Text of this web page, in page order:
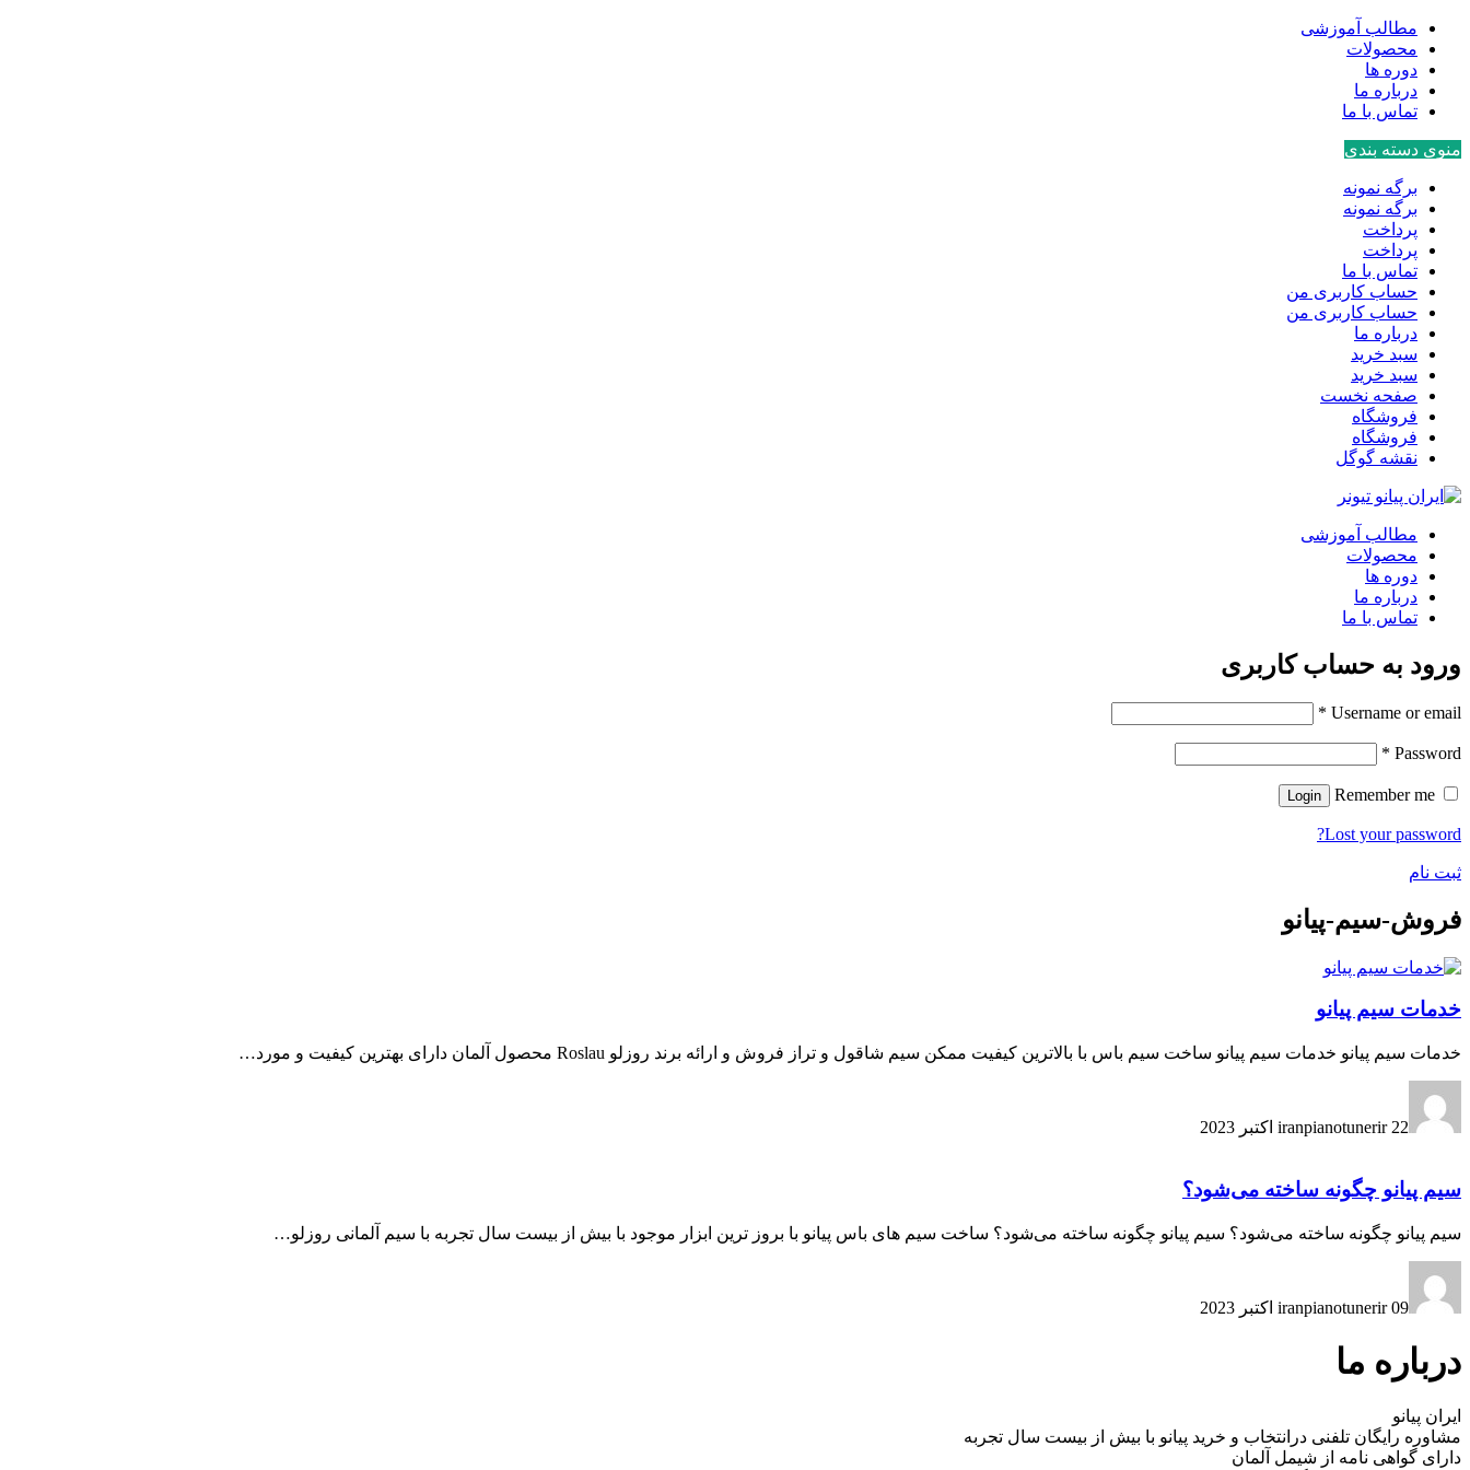
مطالب آموزشی
محصولات
دوره ها
درباره ما
تماس با ما
منوی دسته بندی
برگه نمونه
برگه نمونه
پرداخت
پرداخت
تماس با ما
حساب کاربری من
حساب کاربری من
درباره ما
سبد خرید
سبد خرید
صفحه نخست
فروشگاه
فروشگاه
نقشه گوگل
مطالب آموزشی
محصولات
دوره ها
درباره ما
تماس با ما
ورود به حساب کاربری
Username or email
*
Password
*
Remember me
Login
Lost your password?
ثبت نام
فروش-سیم-پیانو
خدمات سیم پیانو
خدمات سیم پیانو خدمات سیم پیانو ساخت سیم باس با بالاترین کیفیت ممکن سیم شاقول و تراز فروش و ارائه برند روزلو Roslau محصول آلمان دارای بهترین کیفیت و مورد…
iranpianotunerir 22 اکتبر 2023
سیم پیانو چگونه ساخته می‌شود؟
سیم پیانو چگونه ساخته می‌شود؟ سیم پیانو چگونه ساخته می‌شود؟ ساخت سیم های باس پیانو با بروز ترین ابزار موجود با بیش از بیست سال تجربه با سیم آلمانی روزلو…
iranpianotunerir 09 اکتبر 2023
درباره ما
ایران پیانو
مشاوره رایگان تلفنی درانتخاب و خرید پیانو با بیش از بیست سال تجربه
دارای گواهی نامه از شیمل آلمان